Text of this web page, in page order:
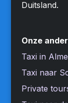
Duitsland.
Onze
Taxi in
Taxi naar
Private